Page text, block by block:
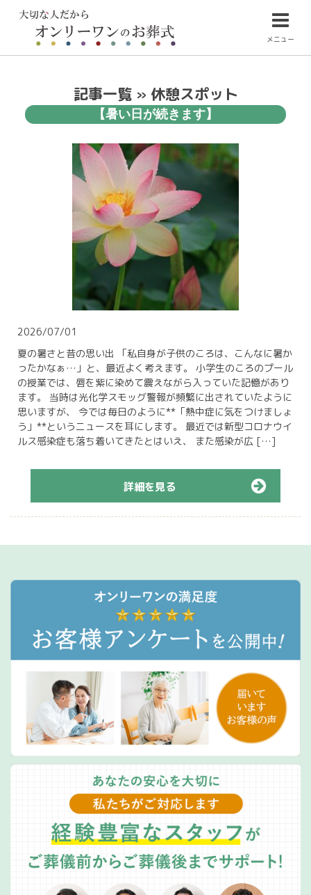
メニュー
記事一覧 » 休憩スポット
【暑い日が続きます】
2026/07/01
夏の暑さと昔の思い出 「私自身が子供のころは、こんなに暑か
ったかなぁ…」と、最近よく考えます。 小学生のころのプール
の授業では、唇を紫に染めて震えながら入っていた記憶があり
ます。 当時は光化学スモッグ警報が頻繁に出されていたように
思いますが、 今では毎日のように**「熱中症に気をつけましょ
う」**というニュースを耳にします。 最近では新型コロナウイ
ルス感染症も落ち着いてきたとはいえ、 また感染が広 […]
詳細を見る